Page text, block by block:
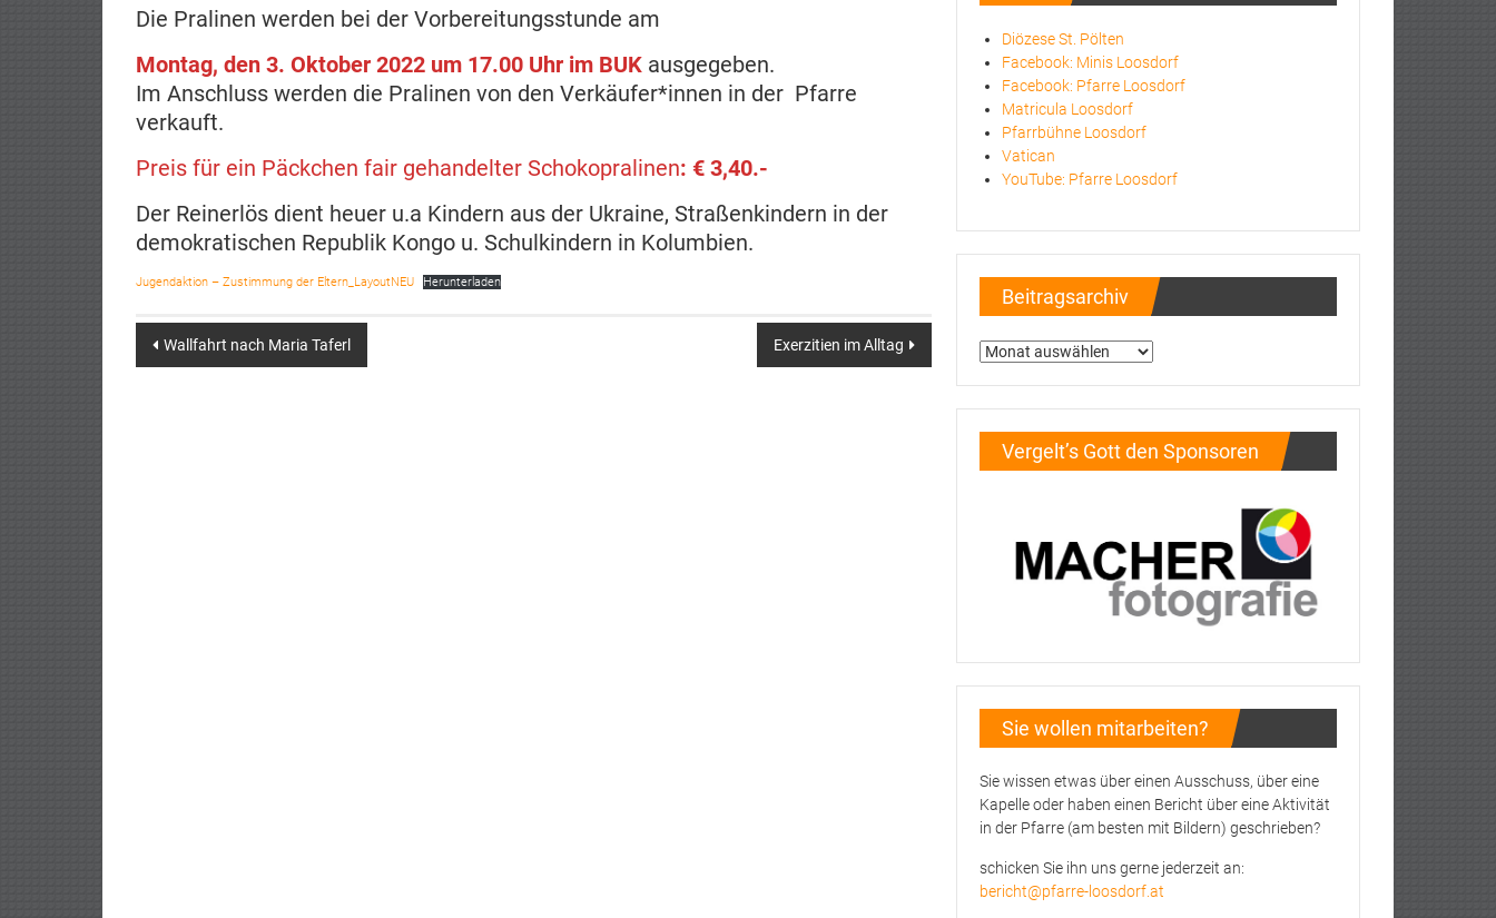
Die Pralinen werden bei der Vorbereitungsstunde am
Montag, den 3. Oktober 2022 um 17.00 Uhr im BUK ausgegeben.
Im Anschluss werden die Pralinen von den Verkäufer*innen in der Pfarre
verkauft.
Preis für ein Päckchen fair gehandelter Schokopralinen: € 3,40.-
Der Reinerlös dient heuer u.a Kindern aus der Ukraine, Straßenkindern in der
demokratischen Republik Kongo u. Schulkindern in Kolumbien.
Jugendaktion – Zustimmung der Eltern_LayoutNEU Herunterladen
Post
Wallfahrt nach Maria Taferl Exerzitien im Alltag
Diözese St. Pölten
Facebook: Minis Loosdorf
Facebook: Pfarre Loosdorf
Matricula Loosdorf
Pfarrbühne Loosdorf
Vatican
YouTube: Pfarre Loosdorf
Beitragsarchiv
Beitragsarchiv
Vergelt’s Gott den Sponsoren
Sie wollen mitarbeiten?
Sie wissen etwas über einen Ausschuss, über eine
Kapelle oder haben einen Bericht über eine Aktivität
in der Pfarre (am besten mit Bildern) geschrieben?
schicken Sie ihn uns gerne jederzeit an:
bericht@pfarre-loosdorf.at